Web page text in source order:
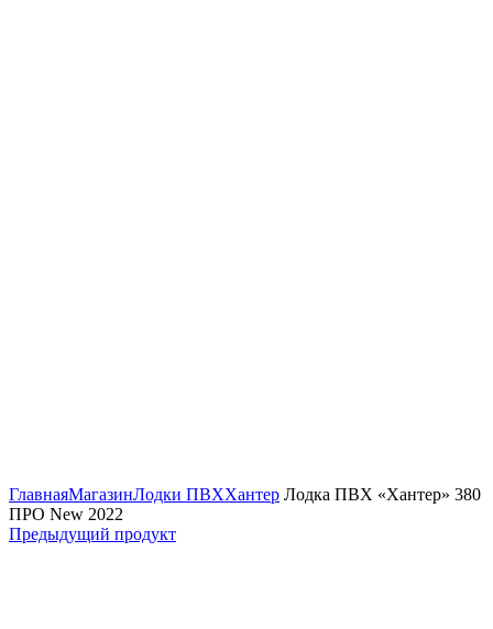
ГлавнаяМагазинЛодки ПВХХантер Лодка ПВХ «Хантер» 380
ПРО New 2022
Предыдущий продукт